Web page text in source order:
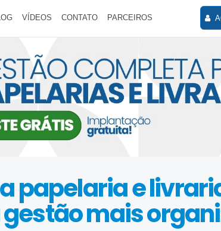
VÍDEOS CONTATO PARCEIROS
papelaria e
mais